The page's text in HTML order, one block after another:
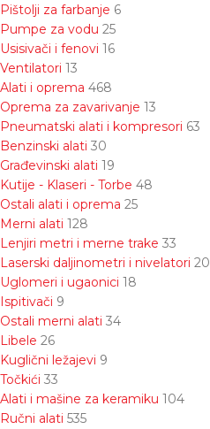
Pištolji za farbanje 6
Pumpe za vodu 25
Usisivači i fenovi 16
Ventilatori 13
Alati i oprema 468
Oprema za zavarivanje 13
Pneumatski alati i kompresori 63
Benzinski alati 30
Građevinski alati 19
Kutije - Klaseri - Torbe 48
Ostali alati i oprema 25
Merni alati 128
Lenjiri metri i merne trake 33
Laserski daljinometri i nivelatori 20
Uglomeri i ugaonici 18
Ispitivači 9
Ostali merni alati 34
Libele 26
Kuglični ležajevi 9
Točkići 33
Alati i mašine za keramiku 104
Ručni alati 535